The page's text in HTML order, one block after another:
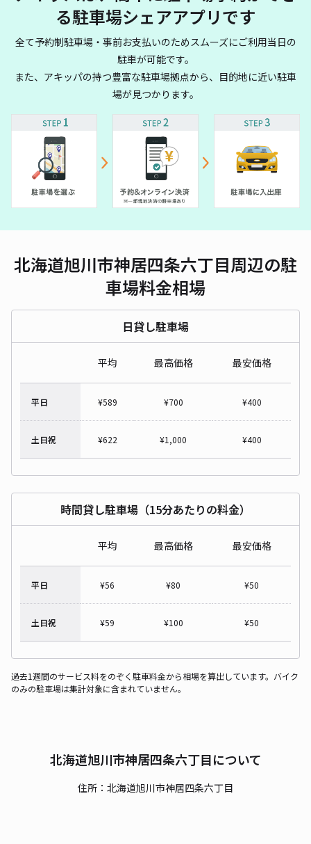
る駐車場シェアアプリです
全て予約制駐車場・事前お支払いのためスムーズにご利用当日の
駐車が可能です。
また、アキッパの持つ豊富な駐車場拠点から、目的地に近い駐車
場が見つかります。
北海道旭川市神居四条六丁目周辺の駐
車場料金相場
日貸し駐車場
平均 最高価格 最安価格
平日 ¥589 ¥700 ¥400
土日祝 ¥622 ¥1,000 ¥400
時間貸し駐車場（15分あたりの料金）
平均 最高価格 最安価格
平日 ¥56 ¥80 ¥50
土日祝 ¥59 ¥100 ¥50
過去1週間のサービス料をのぞく駐車料金から相場を算出しています。バイク
のみの駐車場は集計対象に含まれていません。
北海道旭川市神居四条六丁目について
住所：北海道旭川市神居四条六丁目